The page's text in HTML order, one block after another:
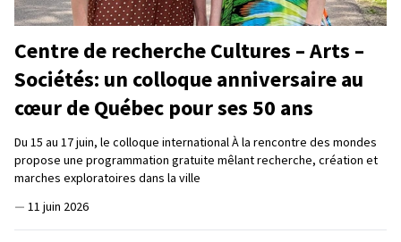
Centre de recherche Cultures – Arts –
Sociétés: un colloque anniversaire au
cœur de Québec pour ses 50 ans
Du 15 au 17 juin, le colloque international À la rencontre des mondes
propose une programmation gratuite mêlant recherche, création et
marches exploratoires dans la ville
— 11 juin 2026